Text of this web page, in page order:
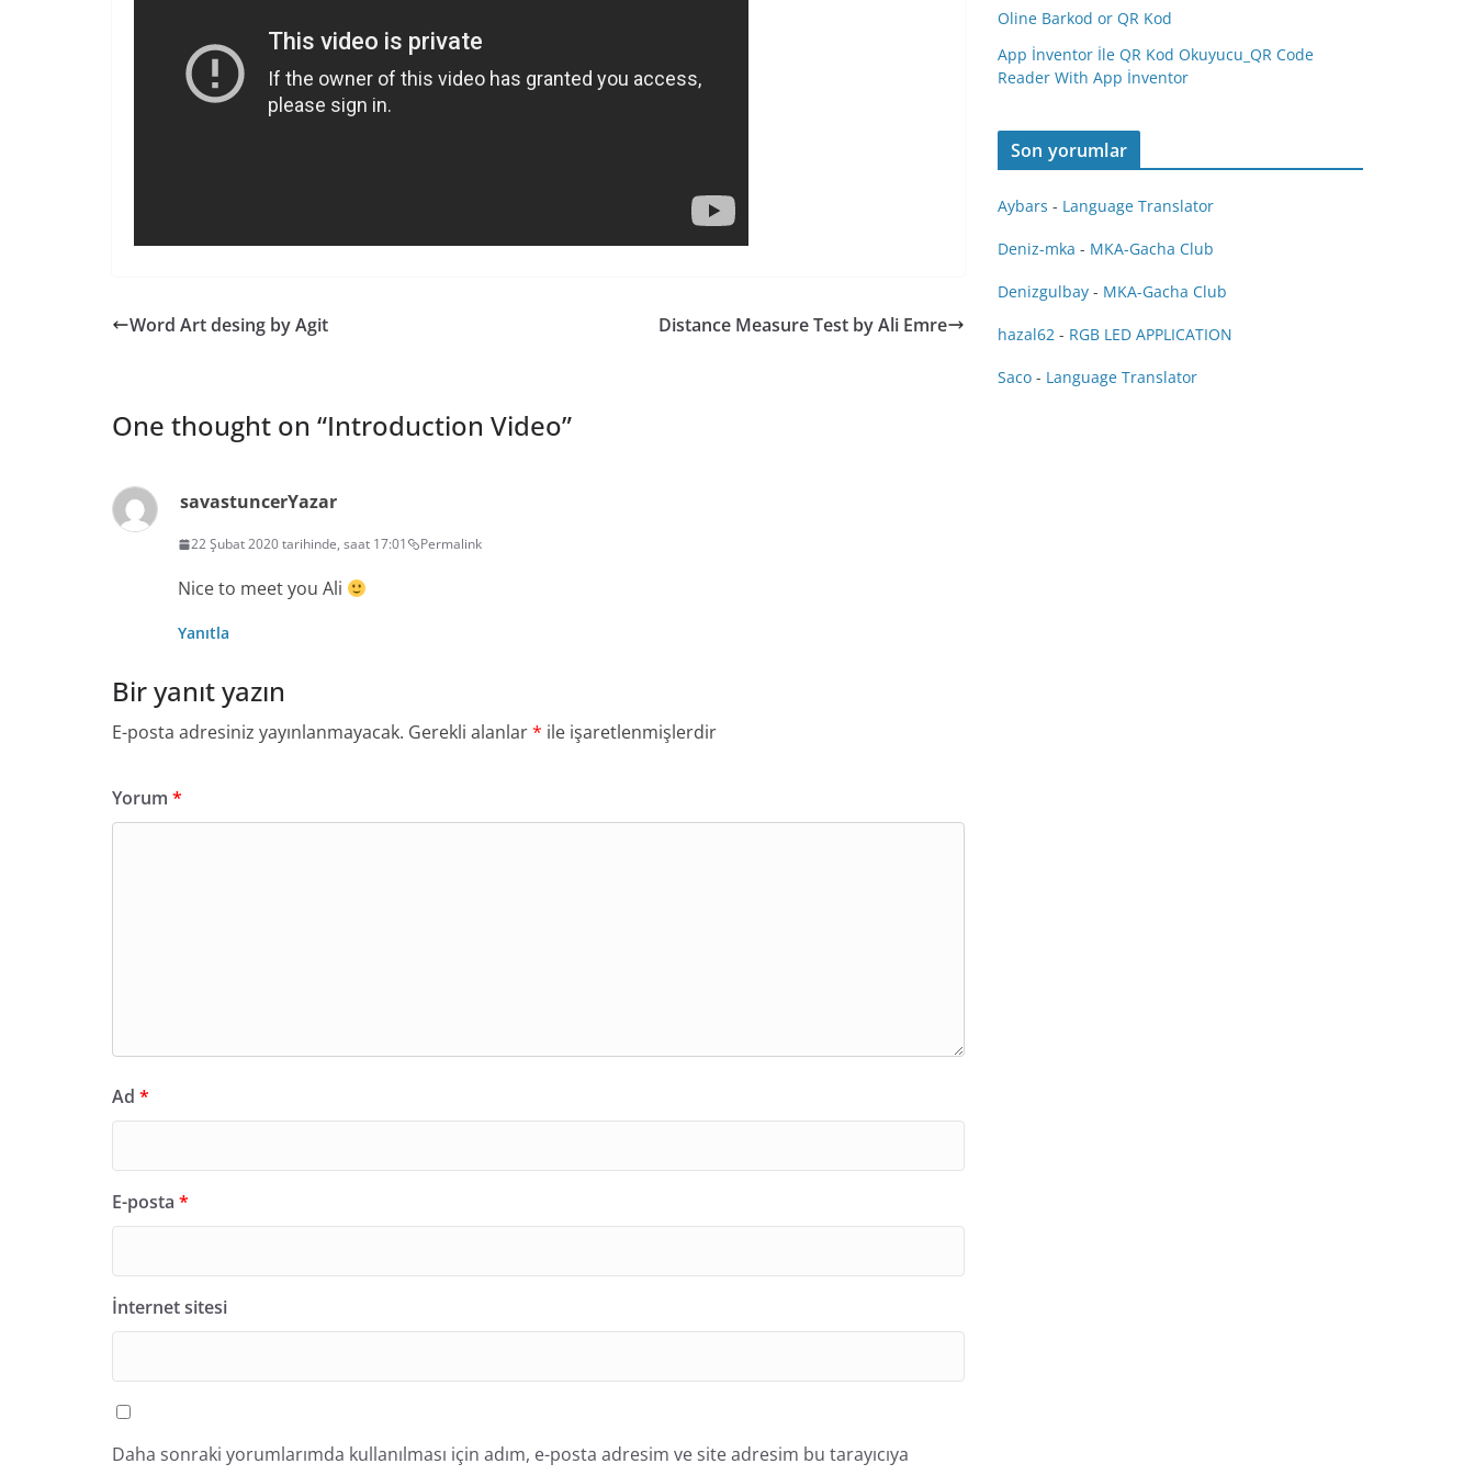
Word Art desing by Agit Distance Measure Test by Ali Emre
One thought on “Introduction Video”
savastuncerYazar
22 Şubat 2020 tarihinde, saat 17:01 Permalink
Nice to meet you Ali
Yanıtla
Bir yanıt yazın
E-posta adresiniz yayınlanmayacak. Gerekli alanlar* ile işaretlenmişlerdir
Yorum *
Ad *
E-posta *
İnternet sitesi
Daha sonraki yorumlarımda kullanılması için adım, e-posta adresim ve site adresim bu tarayıcıya
Oline Barkod or QR Kod
App İnventor İle QR Kod Okuyucu_QR Code
Reader With App İnventor
Son yorumlar
Aybars - Language Translator
Deniz-mka - MKA-Gacha Club
Denizgulbay - MKA-Gacha Club
hazal62 - RGB LED APPLICATION
Saco - Language Translator